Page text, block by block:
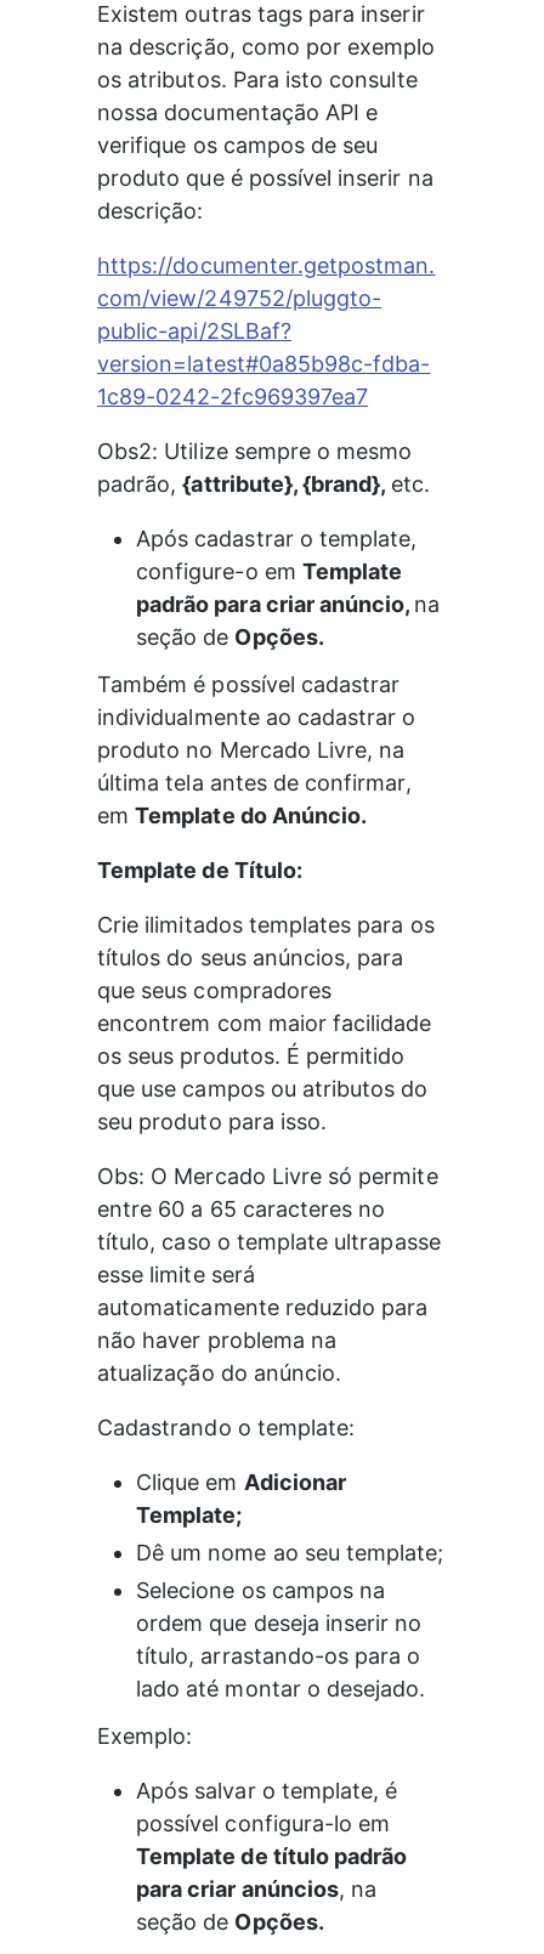
Existem outras tags para inserir
na descrição, como por exemplo
os atributos. Para isto consulte
nossa documentação API e
verifique os campos de seu
produto que é possível inserir na
descrição:
https://documenter.getpostman.
com/view/249752/pluggto-
public-api/2SLBaf?
version=latest#0a85b98c-fdba-
1c89-0242-2fc969397ea7
Obs2: Utilize sempre o mesmo
padrão, {attribute}, {brand}, etc.
Após cadastrar o template,
configure-o em Template
padrão para criar anúncio, na
seção de Opções.
Também é possível cadastrar
individualmente ao cadastrar o
produto no Mercado Livre, na
última tela antes de confirmar,
em Template do Anúncio.
Template de Título:
Crie ilimitados templates para os
títulos do seus anúncios, para
que seus compradores
encontrem com maior facilidade
os seus produtos. É permitido
que use campos ou atributos do
seu produto para isso.
Obs: O Mercado Livre só permite
entre 60 a 65 caracteres no
título, caso o template ultrapasse
esse limite será
automaticamente reduzido para
não haver problema na
atualização do anúncio.
Cadastrando o template:
Clique em Adicionar
Template;
Dê um nome ao seu template;
Selecione os campos na
ordem que deseja inserir no
título, arrastando-os para o
lado até montar o desejado.
Exemplo:
Após salvar o template, é
possível configura-lo em
Template de título padrão
para criar anúncios, na
seção de Opções.